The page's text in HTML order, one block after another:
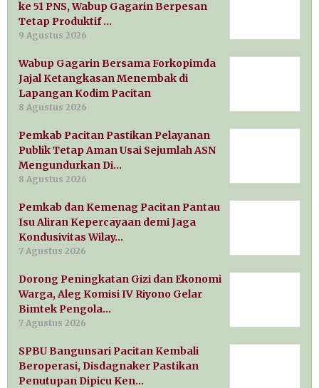
ke 51 PNS, Wabup Gagarin Berpesan
Tetap Produktif …
9 Agustus 2026
Wabup Gagarin Bersama Forkopimda
Jajal Ketangkasan Menembak di
Lapangan Kodim Pacitan
8 Agustus 2026
Pemkab Pacitan Pastikan Pelayanan
Publik Tetap Aman Usai Sejumlah ASN
Mengundurkan Di…
8 Agustus 2026
Pemkab dan Kemenag Pacitan Pantau
Isu Aliran Kepercayaan demi Jaga
Kondusivitas Wilay…
7 Agustus 2026
Dorong Peningkatan Gizi dan Ekonomi
Warga, Aleg Komisi IV Riyono Gelar
Bimtek Pengola…
7 Agustus 2026
SPBU Bangunsari Pacitan Kembali
Beroperasi, Disdagnaker Pastikan
Penutupan Dipicu Ken…